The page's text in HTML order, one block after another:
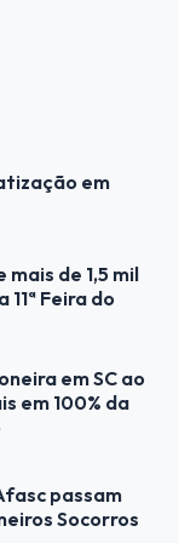
em
de 1,5 mil
Feira do
em SC ao
em 100% da
passam
Socorros